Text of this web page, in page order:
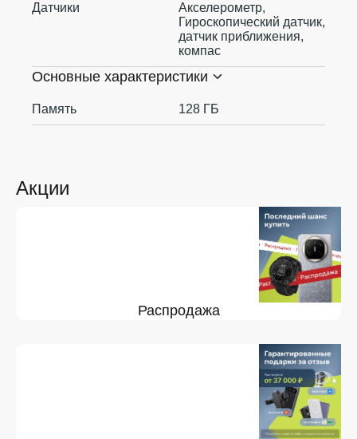
Акции
Распродажа
Датчики
Акселерометр,
Гироскопический датчик,
датчик приближения,
компас
Основные характеристики
Память 128 ГБ